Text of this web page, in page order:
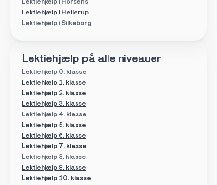
Lektiehjælp i Horsens
Lektiehjælp i Hellerup
Lektiehjælp i Silkeborg
Lektiehjælp på alle niveauer
Lektiehjælp 0. klasse
Lektiehjælp 4. klasse
Lektiehjælp 5. klasse
Lektiehjælp 8. klasse
Lektiehjælp 1. klasse
Lektiehjælp 6. klasse
Lektiehjælp 7. klasse
Lektiehjælp 2. klasse
Lektiehjælp 3. klasse
Lektiehjælp 9. klasse
Lektiehjælp 10. klasse